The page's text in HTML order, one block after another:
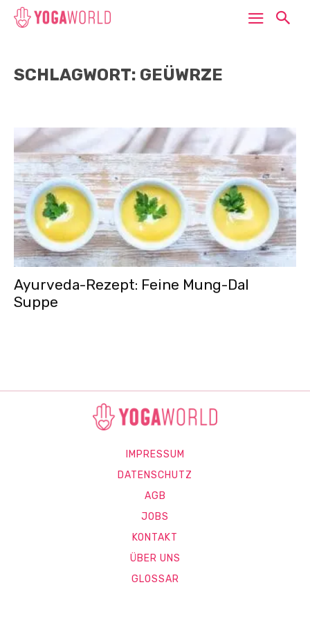
SCHLAGWORT: GEÜWRZE
Ayurveda-Rezept: Feine Mung-Dal
Suppe
IMPRESSUM
DATENSCHUTZ
AGB
JOBS
KONTAKT
ÜBER UNS
GLOSSAR